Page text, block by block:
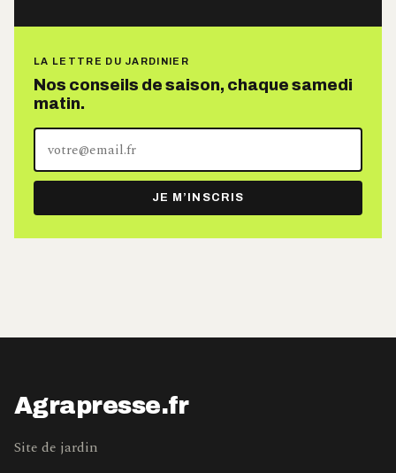
LA LETTRE DU JARDINIER
Nos conseils de saison, chaque samedi
matin.
adresse
e-
mail
JE M’INSCRIS
Agrapresse.fr
Site de jardin